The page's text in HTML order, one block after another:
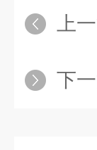
上
下一